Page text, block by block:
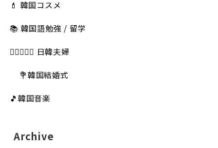
💄 韓国コスメ
📚 韓国語勉強 / 留学
👩🏻‍❤️‍👨🏻 日韓夫婦
💐韓国結婚式
🎵韓国音楽
Archive